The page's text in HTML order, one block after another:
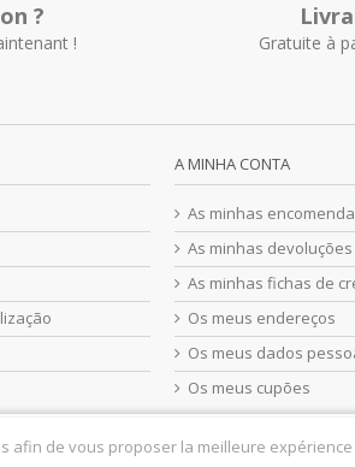
?
! Gratuite à
A MINHA CONTA
As minhas
As minhas
As minhas fichas de
Os meus endereços
Os meus dados
Os meus cupões
afin de vous proposer la meilleure